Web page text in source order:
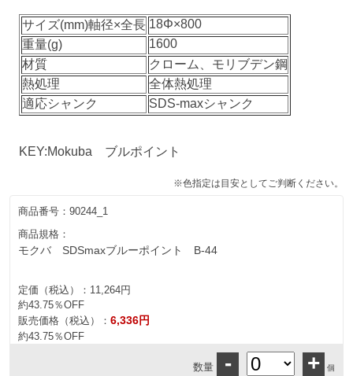
サイズ(mm)軸径×全長 18Φ×800
重量(g)
1600
材質
クローム、モリブデン鋼
熱処理
全体熱処理
適応シャンク
SDS-maxシャンク
KEY:Mokuba ブルポイント
※色指定は目安としてご判断ください。
商品番号： 90244_1
商品規格：
モクバ SDSmaxブルーポイント B-44
定価（税込）： 11,264円
約43.75％OFF
販売価格（税込）： 6,336円
約43.75％OFF
数量 - + 個